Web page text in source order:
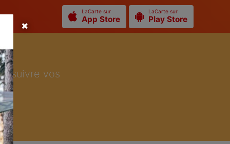
LaCarte sur
App Store
LaCarte sur
Play Store
suivre vos